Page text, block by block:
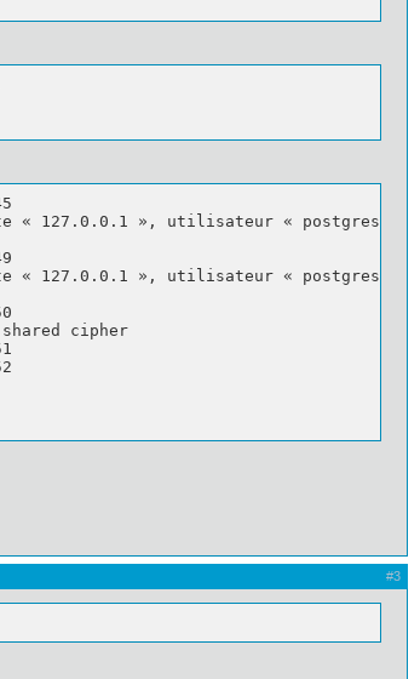
« 127.0.0.1 », utilisateur « postgres »,
« 127.0.0.1 », utilisateur « postgres »,
cipher
#3